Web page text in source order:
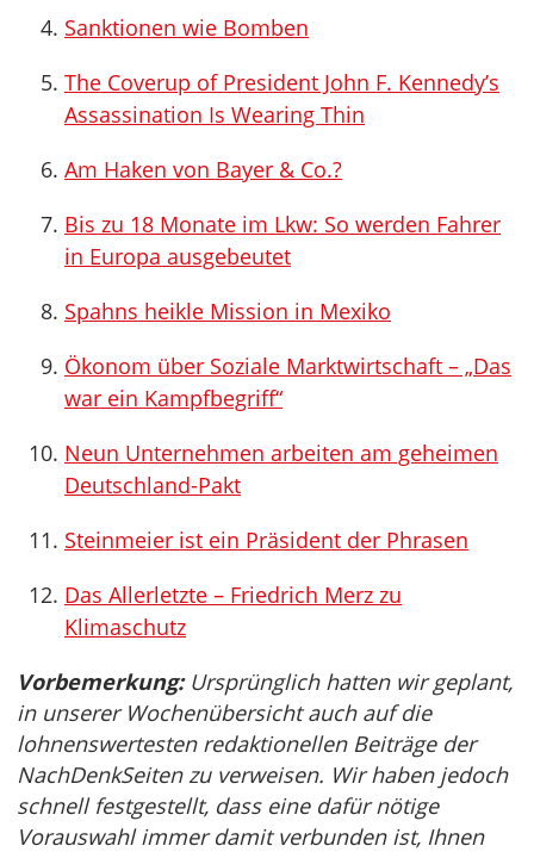
Sanktionen wie Bomben
The Coverup of President John F. Kennedy’s
Assassination Is Wearing Thin
Am Haken von Bayer & Co.?
Bis zu 18 Monate im Lkw: So werden Fahrer
in Europa ausgebeutet
Spahns heikle Mission in Mexiko
Ökonom über Soziale Marktwirtschaft – „Das
war ein Kampfbegriff“
Neun Unternehmen arbeiten am geheimen
Deutschland-Pakt
Steinmeier ist ein Präsident der Phrasen
Das Allerletzte – Friedrich Merz zu
Klimaschutz
Vorbemerkung:Ursprünglich hatten wir geplant,
in unserer Wochenübersicht auch auf die
lohnenswertesten redaktionellen Beiträge der
NachDenkSeiten zu verweisen. Wir haben jedoch
schnell festgestellt, dass eine dafür nötige
Vorauswahl immer damit verbunden ist, Ihnen